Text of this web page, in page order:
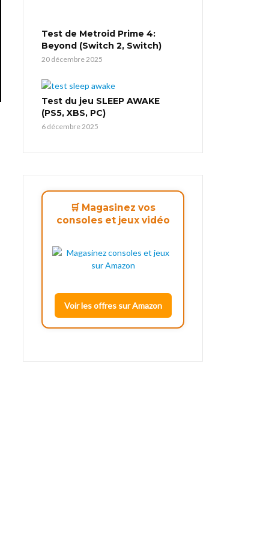
Test de Metroid Prime 4:
Beyond (Switch 2, Switch)
20 décembre 2025
Test du jeu SLEEP AWAKE
(PS5, XBS, PC)
6 décembre 2025
🛒 Magasinez vos
consoles et jeux vidéo
Voir les offres sur Amazon